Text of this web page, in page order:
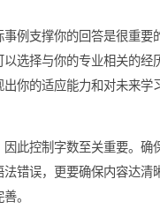
喜悦还是失败的教训
保每个答案都能展现
实际事例支撑你的回
。可以选择与你的专
展现出你的适应能力和